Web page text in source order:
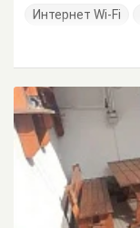
Интернет Wi-Fi